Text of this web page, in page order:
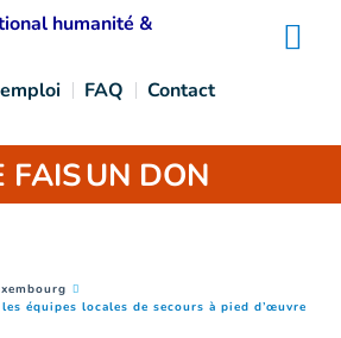
FAQ
Contact
FAISUN DON
équipes locales de secours à pied d’œuvre